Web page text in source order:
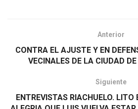
Anterior
CONTRA EL AJUSTE Y EN
VECINALES DE LA CIUDAD
Siguiente
ENTREVISTAS RIACHUELO. LITO